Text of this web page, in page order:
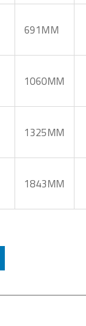
691MM
1060MM
1325MM
1843MM